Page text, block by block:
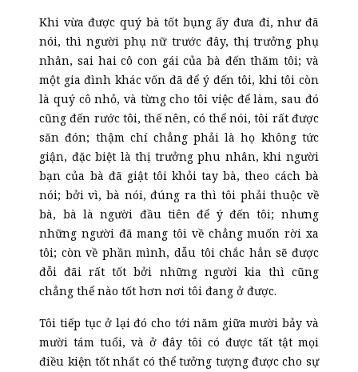
Khi vừa được quý bà tốt bụng ấy đưa đi, như đã
nói, thì người phụ nữ trước đây, thị trưởng phụ
nhân, sai hai cô con gái của bà đến thăm tôi; và
một gia đình khác vốn đã để ý đến tôi, khi tôi còn
là quý cô nhỏ, và từng cho tôi việc để làm, sau đó
cũng đến rước tôi, thế nên, có thể nói, tôi rất được
săn đón; thậm chí chẳng phải là họ không tức
giận, đặc biệt là thị trưởng phu nhân, khi người
bạn của bà đã giật tôi khỏi tay bà, theo cách bà
nói; bởi vì, bà nói, đúng ra thì tôi phải thuộc về
bà, bà là người đầu tiên để ý đến tôi; nhưng
những người đã mang tôi về chẳng muốn rời xa
tôi; còn về phần mình, dẫu tôi chắc hẳn sẽ được
đỗi đãi rất tốt bởi những người kia thì cũng
chẳng thể nào tốt hơn nơi tôi đang ở được.
Tôi tiếp tục ở lại đó cho tới năm giữa mười bảy và
mười tám tuổi, và ở đây tôi có được tất tật mọi
điều kiện tốt nhất có thể tưởng tượng được cho sự